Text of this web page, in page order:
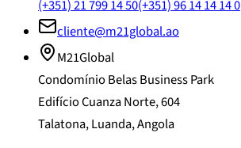
(+351) 21 799 14 50(+351) 96 14 14 14 0
cliente@m21global.ao
M21Global
Condomínio Belas Business Park
Edifício Cuanza Norte, 604
Talatona, Luanda, Angola